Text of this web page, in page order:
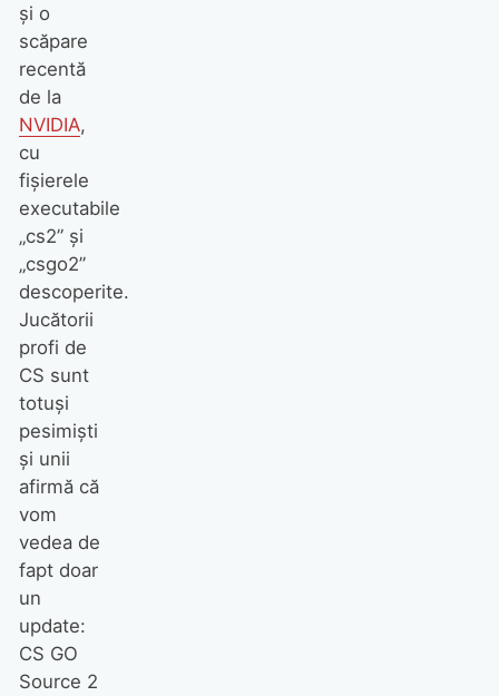
şi o
scăpare
recentă
de la
NVIDIA,
cu
fişierele
executabile
„cs2” şi
„csgo2”
descoperite.
Jucătorii
profi de
CS sunt
totuşi
pesimişti
şi unii
afirmă că
vom
vedea de
fapt doar
un
update:
CS GO
Source 2